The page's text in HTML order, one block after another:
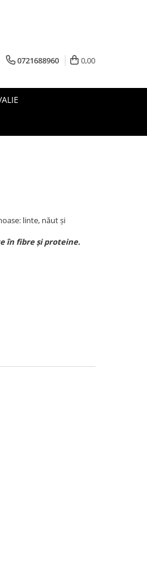
0721688960 0,00
linte, năut și
în fibre și proteine.